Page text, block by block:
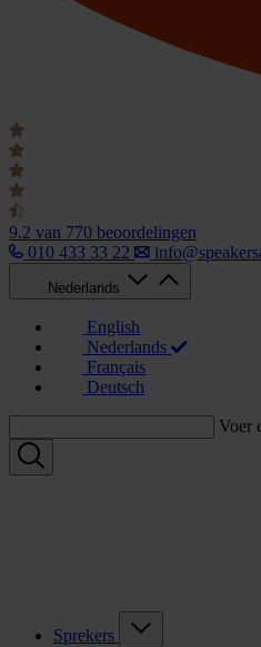
9.2 van 770 beoordelingen
010 433 33 22
Nederlands
English
Nederlands
Français
Deutsch
Voer
Sprekers